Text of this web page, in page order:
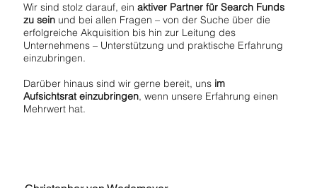
Wir sind stolz darauf, ein aktiver Partner für Search Funds
zu seinund bei allen Fragen – von der Suche über die
erfolgreiche Akquisition bis hin zur Leitung des
Unternehmens – Unterstützung und praktische Erfahrung
einzubringen.
Darüber hinaus sind wir gerne bereit, uns im
Aufsichtsrat einzubringen, wenn unsere Erfahrung einen
Mehrwert hat.